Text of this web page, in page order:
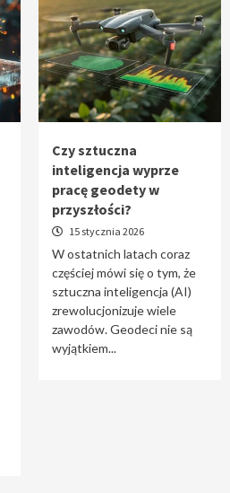
inteligencja wyprze pracę
internetowych – jak
rozwiązania cyfrowe
Czy sztuczna
inteligencja wyprze
pracę geodety w
przyszłości?
15 stycznia 2026
W ostatnich latach coraz
częściej mówi się o tym, że
sztuczna inteligencja (AI)
zrewolucjonizuje wiele
zawodów. Geodeci nie są
wyjątkiem...